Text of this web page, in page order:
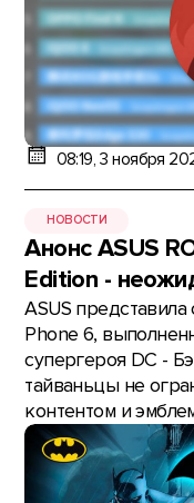
08:19, 3 ноября
НОВОСТИ
Анонс ASUS
Edition -
ASUS
Phone 6,
супергероя DC -
тайваньцы не
контентом и